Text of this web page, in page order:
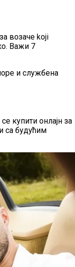
возаче koji
Важи 7
и службена
купити онлајн за
са будућим